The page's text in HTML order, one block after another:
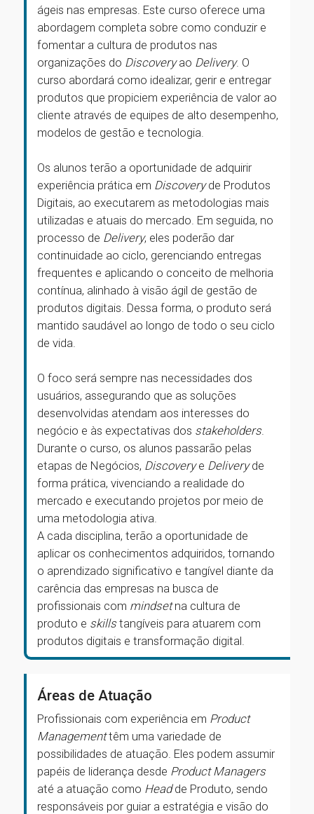
ágeis nas empresas. Este curso oferece uma
abordagem completa sobre como conduzir e
fomentar a cultura de produtos nas
organizações do Discoveryao Delivery. O
curso abordará como idealizar, gerir e entregar
produtos que propiciem experiência de valor ao
cliente através de equipes de alto desempenho,
modelos de gestão e tecnologia.
Os alunos terão a oportunidade de adquirir
experiência prática em Discoveryde Produtos
Digitais, ao executarem as metodologias mais
utilizadas e atuais do mercado. Em seguida, no
processo de Delivery, eles poderão dar
continuidade ao ciclo, gerenciando entregas
frequentes e aplicando o conceito de melhoria
contínua, alinhado à visão ágil de gestão de
produtos digitais. Dessa forma, o produto será
mantido saudável ao longo de todo o seu ciclo
de vida.
O foco será sempre nas necessidades dos
usuários, assegurando que as soluções
desenvolvidas atendam aos interesses do
negócio e às expectativas dos stakeholders.
Durante o curso, os alunos passarão pelas
etapas de Negócios, Discoverye Deliveryde
forma prática, vivenciando a realidade do
mercado e executando projetos por meio de
uma metodologia ativa.
A cada disciplina, terão a oportunidade de
aplicar os conhecimentos adquiridos, tornando
o aprendizado significativo e tangível diante da
carência das empresas na busca de
profissionais com mindsetna cultura de
produto e skillstangíveis para atuarem com
produtos digitais e transformação digital.
Áreas de Atuação
Profissionais com experiência em Product
Managementtêm uma variedade de
possibilidades de atuação. Eles podem assumir
papéis de liderança desde Product Managers
até a atuação como Headde Produto, sendo
responsáveis por guiar a estratégia e visão do